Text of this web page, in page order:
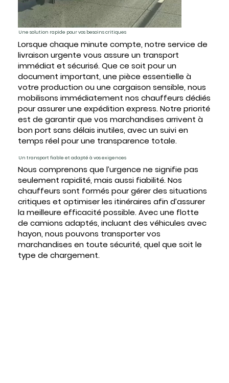
Une solution rapide pour vos besoins critiques
Lorsque chaque minute compte, notre service de
livraison urgente vous assure un transport
immédiat et sécurisé. Que ce soit pour un
document important, une pièce essentielle à
votre production ou une cargaison sensible, nous
mobilisons immédiatement nos chauffeurs dédiés
pour assurer une expédition express. Notre priorité
est de garantir que vos marchandises arrivent à
bon port sans délais inutiles, avec un suivi en
temps réel pour une transparence totale.
Un transport fiable et adapté à vos exigences
Nous comprenons que l’urgence ne signifie pas
seulement rapidité, mais aussi fiabilité. Nos
chauffeurs sont formés pour gérer des situations
critiques et optimiser les itinéraires afin d’assurer
la meilleure efficacité possible. Avec une flotte
de camions adaptés, incluant des véhicules avec
hayon, nous pouvons transporter vos
marchandises en toute sécurité, quel que soit le
type de chargement.